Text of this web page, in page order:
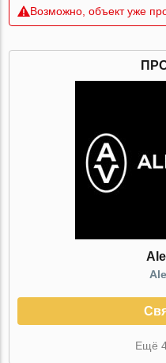
Возможно, объект уже
Ещё